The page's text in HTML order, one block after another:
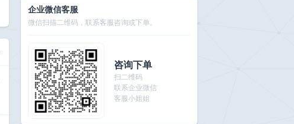
企业微信客服
微信扫描二维码，联系客服咨询或下单。
咨询下单
扫二维码
联系企业微信
客服小姐姐